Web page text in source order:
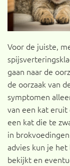
Voor de juiste,
gaan naar de
de oorzaak van
symptomen
van een kat eruit
een kat die te
in
advies kun je
bekijkt en